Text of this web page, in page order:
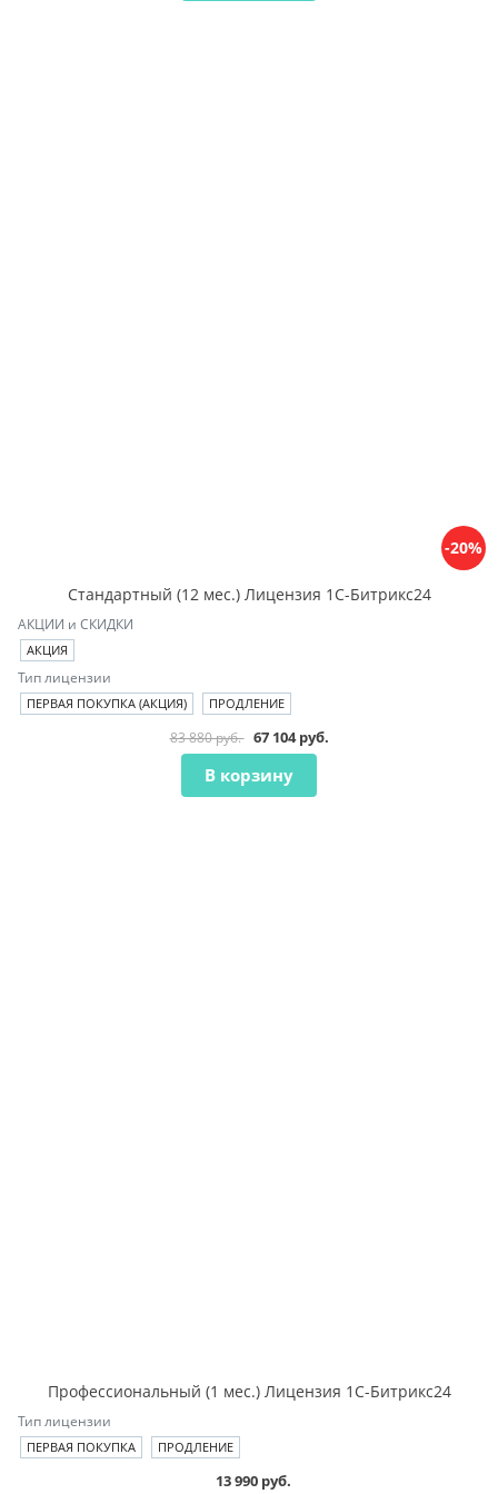
-20%
Стандартный (12 мес.) Лицензия 1С-Битрикс24
АКЦИИ и СКИДКИ
АКЦИЯ
Тип лицензии
ПЕРВАЯ ПОКУПКА (АКЦИЯ) ПРОДЛЕНИЕ
83 880 руб. 67 104 руб.
В корзину
Профессиональный (1 мес.) Лицензия 1С-Битрикс24
Тип лицензии
ПЕРВАЯ ПОКУПКА ПРОДЛЕНИЕ
13 990 руб.